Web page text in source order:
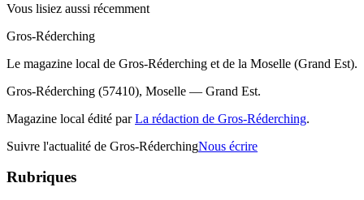
Vous lisiez aussi récemment
Gros-Réderching
Le magazine local de Gros-Réderching et de la Moselle (Grand Est).
Gros-Réderching (57410), Moselle — Grand Est.
Magazine local édité parLa rédaction de Gros-Réderching.
Suivre l'actualité de Gros-RéderchingNous écrire
Rubriques